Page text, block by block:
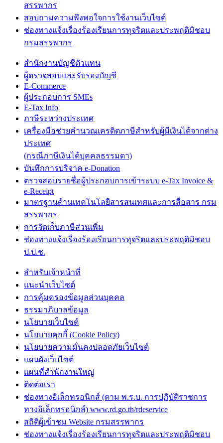
สรรพากร
สอบถามความพึงพอใจการใช้งานเว็บไซต์
ช่องทางแจ้งเรื่องร้องเรียนการทุจริตและประพฤติมิชอบ
กรมสรรพากร
สำนักงานบัญชีตัวแทน
ผู้ตรวจสอบและรับรองบัญชี
E-Commerce
ผู้ประกอบการ SMEs
E-Tax Info
ภาษีระหว่างประเทศ
เครื่องมือช่วยคำนวณเครดิตภาษีสำหรับผู้มีเงินได้จากต่าง
ประเทศ
(กรณีภาษีเงินได้บุคคลธรรมดา)
บันทึกการบริจาค e-Donation
ตรวจสอบรายชื่อผู้ประกอบการเข้าระบบ e-Tax Invoice &
e-Receipt
มาตรฐานด้านเทคโนโลยีสารสนเทศและการสื่อสาร กรม
สรรพากร
การจัดเก็บภาษีส่วนเพิ่ม
ช่องทางแจ้งเรื่องร้องเรียนการทุจริตและประพฤติมิชอบ
ป.ป.ช.
สำหรับเจ้าหน้าที่
แนะนำเว็บไซต์
การคุ้มครองข้อมูลส่วนบุคคล
ธรรมาภิบาลข้อมูล
นโยบายเว็บไซต์
นโยบายคุกกี้ (Cookie Policy)
นโยบายความมั่นคงปลอดภัยเว็บไซต์
แผนผังเว็บไซต์
แผนที่สำนักงานใหญ่
ติดต่อเรา
ช่องทางอิเล็กทรอนิกส์ (ตาม พ.ร.บ. การปฏิบัติราชการ
ทางอิเล็กทรอนิกส์) www.rd.go.th/rdeservice
สถิติผู้เข้าชม Website กรมสรรพากร
ช่องทางแจ้งเรื่องร้องเรียนการทุจริตและประพฤติมิชอบ